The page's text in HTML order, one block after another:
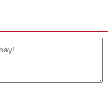
Samsung Galaxy S26
có dây 25W và sạc
nhôm, mặt kính cao cấp,
năng kháng nước,
mật lên đến 7 năm